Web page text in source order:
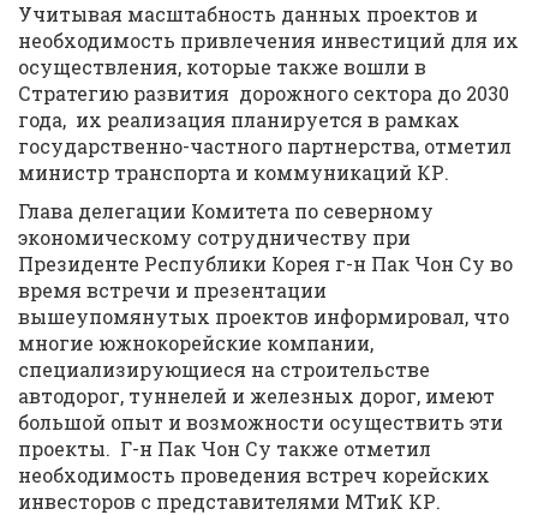
Учитывая масштабность данных проектов и
необходимость привлечения инвестиций для их
осуществления, которые также вошли в
Стратегию развития дорожного сектора до 2030
года, их реализация планируется в рамках
государственно-частного партнерства, отметил
министр транспорта и коммуникаций КР.
Глава делегации Комитета по северному
экономическому сотрудничеству при
Президенте Республики Корея г-н Пак Чон Су во
время встречи и презентации
вышеупомянутых проектов информировал, что
многие южнокорейские компании,
специализирующиеся на строительстве
автодорог, туннелей и железных дорог, имеют
большой опыт и возможности осуществить эти
проекты. Г-н Пак Чон Су также отметил
необходимость проведения встреч корейских
инвесторов с представителями МТиК КР.